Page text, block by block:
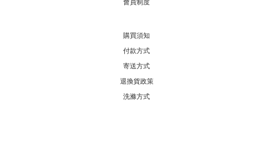
購買須知
付款方式
寄送方式
退換貨政策
洗滌方式